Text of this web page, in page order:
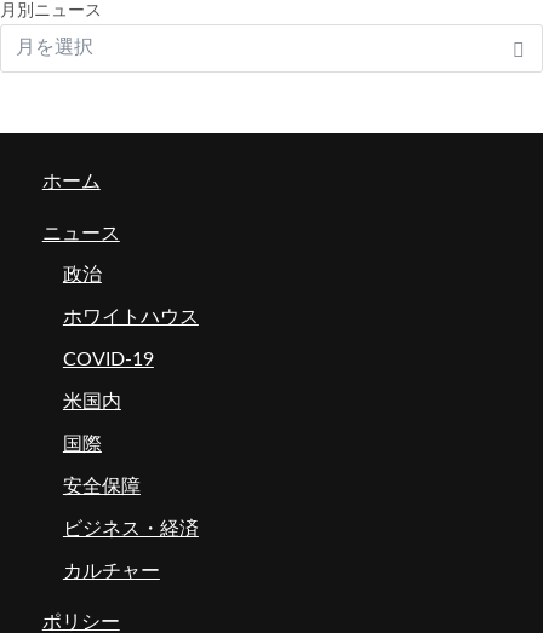
月別ニュース
ホーム
ニュース
政治
ホワイトハウス
COVID-19
米国内
国際
安全保障
ビジネス・経済
カルチャー
ポリシー